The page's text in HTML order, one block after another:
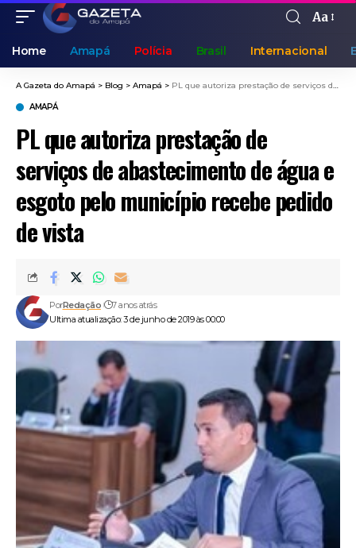
Aa
Home Amapá Polícia Brasil Internacional
A Gazeta do Amapá > Blog > Amapá > PL que autoriza prestação de serviços de abastecimento de água e esgoto pelo município recebe pedido de vista
AMAPÁ
PL que autoriza prestação de
serviços de abastecimento de água e
esgoto pelo município recebe pedido
de vista
Ultima atualização: 3 de junho de 2019 às 00:00
PorRedação 7 anos atrás